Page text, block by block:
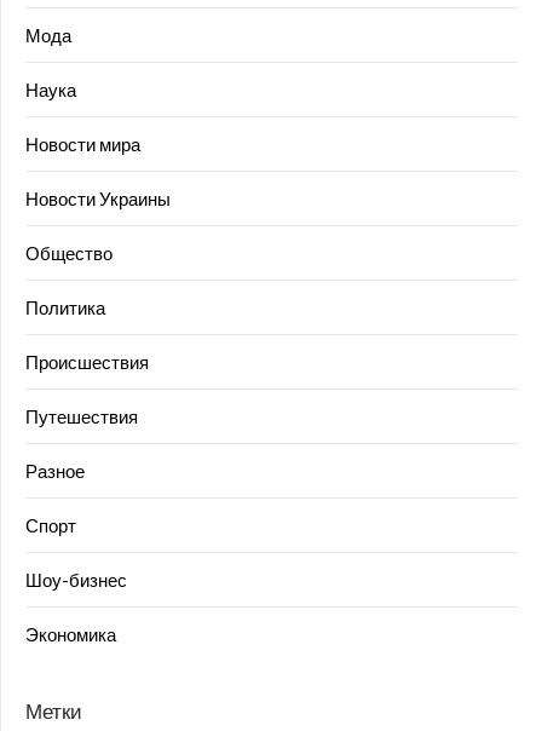
Мода
Наука
Новости мира
Новости Украины
Общество
Политика
Происшествия
Путешествия
Разное
Спорт
Шоу-бизнес
Экономика
Метки